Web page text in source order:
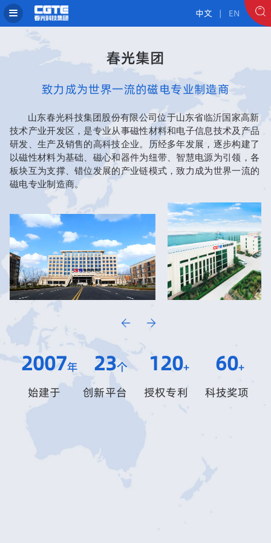
中文 | EN
春光集团
致力成为世界一流的磁电专业制造商
山东春光科技集团股份有限公司位于山东省临沂国家高新
技术产业开发区，是专业从事磁性材料和电子信息技术及产品
研发、生产及销售的高科技企业。历经多年发展，逐步构建了
以磁性材料为基础、磁心和器件为纽带、智慧电源为引领，各
板块互为支撑、错位发展的产业链模式，致力成为世界一流的
磁电专业制造商。
2007年
始建于
23个
创新平台
120+
授权专利
60+
科技奖项